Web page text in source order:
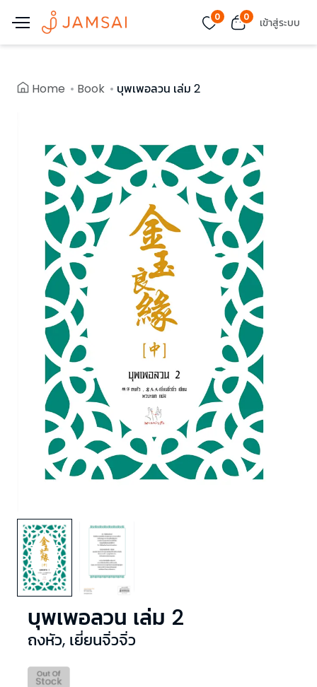
0 0 เข้าสู่ระบบ
Home Book บุพเพอลวน เล่ม 2
บุพเพอลวน เล่ม 2
ถงหัว, เยี่ยนจิ่วจิ่ว